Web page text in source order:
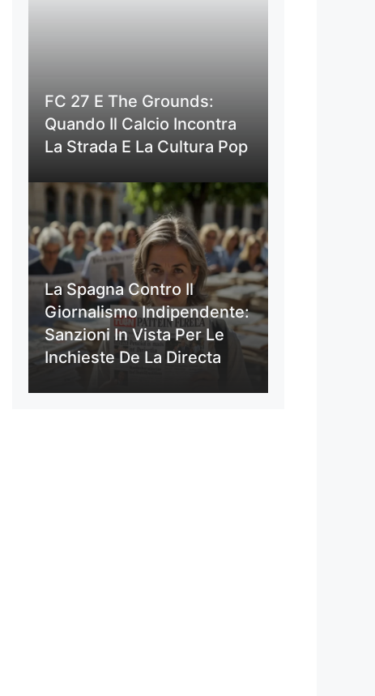
FC 27 E The Grounds:
Quando Il Calcio Incontra
La Strada E La Cultura Pop
La Spagna Contro Il
Giornalismo Indipendente:
Sanzioni In Vista Per Le
Inchieste De La Directa